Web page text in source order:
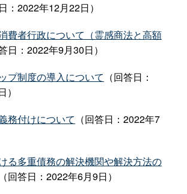
：2022年12月22日）
費者行政について（霊感商法と高額
日：2022年9月30日）
プ制度の導入について （回答日：
務付けについて （回答日：2022年7
る多重債務の解決機関や解決方法の
（回答日：2022年6月9日）